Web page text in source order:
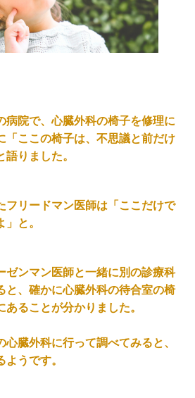
院で、心臓外科の椅子を修理に
「ここの椅子は、不思議と前だけ
りました。
リードマン医師は「ここだけで
と。
ンマン医師と一緒に別の診療科
と、確かに心臓外科の待合室の椅
ることが分かりました。
臓外科に行って調べてみると、
うです。